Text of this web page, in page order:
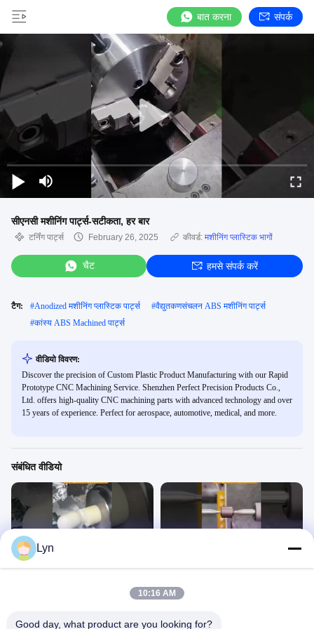
बात करना संपर्क
सीएनसी मशीनिंग पार्ट्स-सटीकता, हर बार
टर्निंग पार्ट्स February 26, 2025 कीवर्ड: मशीनिंग प्लास्टिक भागों
चैट हमसे संपर्क करें
टैग: #Anodized मशीनिंग प्लास्टिक पार्ट्स #वैद्युतकणसंचलन ABS मशीनिंग पार्ट्स
#कांस्य ABS Machined पार्ट्स
वीडियो विवरण:
Discover the precision of Custom Plastic Product Manufacturing with our Rapid
Prototype CNC Machining Service. Shenzhen Perfect Precision Products Co.,
Ltd. offers high-quality CNC machining parts with advanced technology and over
15 years of experience. Perfect for aerospace, automotive, medical, and more.
संबंधित वीडियो
टर्निंग पार्ट्स
June 30, 2025
Lyn
10:16 AM
Good day, what product are you looking for?